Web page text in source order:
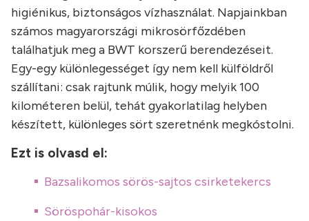
higiénikus, biztonságos vízhasználat. Napjainkban
számos magyarországi mikrosörfőzdében
találhatjuk meg a BWT korszerű berendezéseit.
Egy-egy különlegességet így nem kell külföldről
szállítani: csak rajtunk múlik, hogy melyik 100
kilométeren belül, tehát gyakorlatilag helyben
készített, különleges sört szeretnénk megkóstolni.
Ezt is olvasd el:
Bazsalikomos sörös-sajtos csirketekercs
Söröspohár-kisokos